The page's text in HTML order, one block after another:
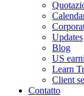
Updates
Blog
US
Learn
Client
Contatto